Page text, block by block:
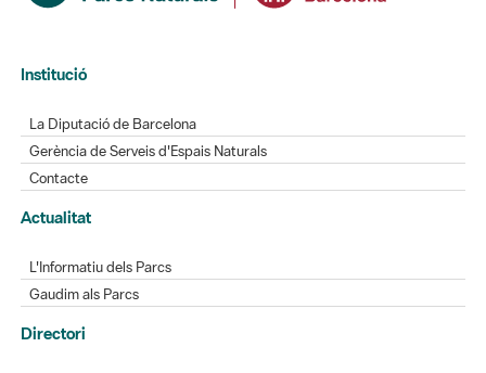
Institució
La Diputació de Barcelona
Gerència de Serveis d'Espais Naturals
Contacte
Actualitat
L'Informatiu dels Parcs
Gaudim als Parcs
Directori